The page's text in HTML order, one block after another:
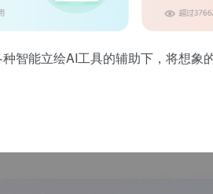
智能立绘AI工具的辅助下，将想象